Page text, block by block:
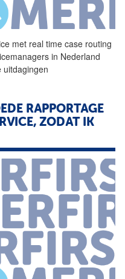
met real time case routing
in Nederland
uitdagingen
RAPPORTAGE
ZODAT IK